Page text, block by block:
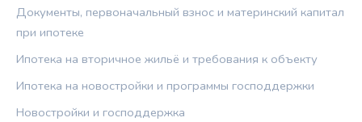
Документы, первоначальный взнос и материнский капитал
при ипотеке
Ипотека на вторичное жильё и требования к объекту
Ипотека на новостройки и программы господдержки
Новостройки и господдержка